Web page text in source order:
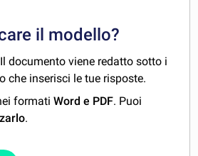
il modello?
documento viene redatto sotto i
che inserisci le tue risposte.
formatiWord e PDF. Puoi
.